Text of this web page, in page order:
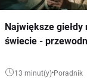
Największe giełdy
świecie -
13 minut(y) Poradnik